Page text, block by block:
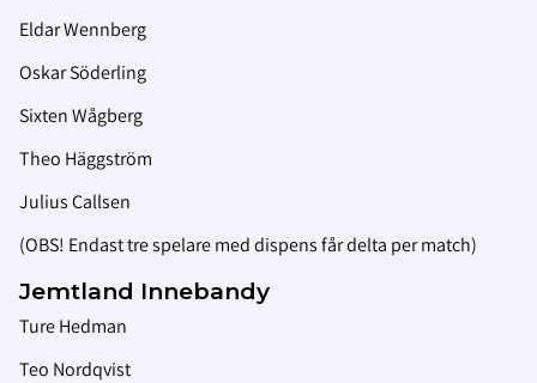
Eldar Wennberg
Oskar Söderling
Sixten Wågberg
Theo Häggström
Julius Callsen
(OBS! Endast tre spelare med dispens får delta per match)
Jemtland Innebandy
Ture Hedman
Teo Nordqvist